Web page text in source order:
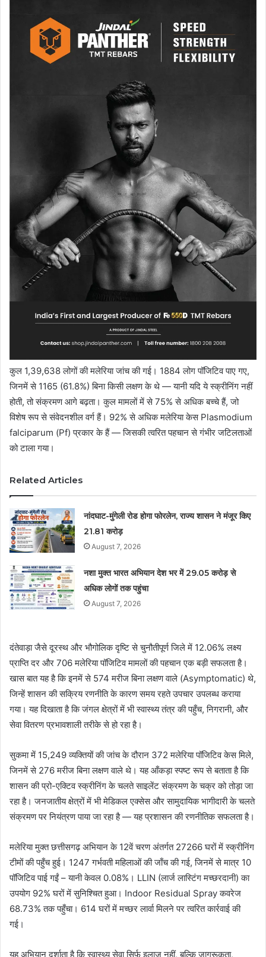
कुल 1,39,638 लोगों की मलेरिया जांच की गई। 1884 लोग पॉजिटिव पाए गए,
जिनमें से 1165 (61.8%) बिना किसी लक्षण के थे — यानी यदि ये स्क्रीनिंग नहीं
होती, तो संक्रमण आगे बढ़ता। कुल मामलों में से 75% से अधिक बच्चे हैं, जो
विशेष रूप से संवेदनशील वर्ग हैं। 92% से अधिक मलेरिया केस Plasmodium
falciparum (Pf) प्रकार के हैं — जिसकी त्वरित पहचान से गंभीर जटिलताओं
को टाला गया।
Related Articles
नांदघाट-मुंगेली रोड होगा फोरलेन, राज्य शासन ने मंजूर किए
21.81 करोड़
August 7, 2026
नशा मुक्त भारत अभियान देश भर में 29.05 करोड़ से
अधिक लोगों तक पहुंचा
August 7, 2026
दंतेवाड़ा जैसे दूरस्थ और भौगोलिक दृष्टि से चुनौतीपूर्ण जिले में 12.06% लक्ष्य
प्राप्ति दर और 706 मलेरिया पॉजिटिव मामलों की पहचान एक बड़ी सफलता है।
खास बात यह है कि इनमें से 574 मरीज बिना लक्षण वाले (Asymptomatic) थे,
जिन्हें शासन की सक्रिय रणनीति के कारण समय रहते उपचार उपलब्ध कराया
गया। यह दिखाता है कि जंगल क्षेत्रों में भी स्वास्थ्य तंत्र की पहुँच, निगरानी, और
सेवा वितरण प्रभावशाली तरीके से हो रहा है।
सुकमा में 15,249 व्यक्तियों की जांच के दौरान 372 मलेरिया पॉजिटिव केस मिले,
जिनमें से 276 मरीज बिना लक्षण वाले थे। यह आँकड़ा स्पष्ट रूप से बताता है कि
शासन की प्रो-एक्टिव स्क्रीनिंग के चलते साइलेंट संक्रमण के चक्र को तोड़ा जा
रहा है। जनजातीय क्षेत्रों में भी मेडिकल एक्सेस और सामुदायिक भागीदारी के चलते
संक्रमण पर नियंत्रण पाया जा रहा है — यह प्रशासन की रणनीतिक सफलता है।
मलेरिया मुक्त छत्तीसगढ़ अभियान के 12वें चरण अंतर्गत 27266 घरों में स्क्रीनिंग
टीमों की पहुँच हुई। 1247 गर्भवती महिलाओं की जाँच की गई, जिनमें से मात्र 10
पॉजिटिव पाई गईं – यानी केवल 0.08%। LLIN (लार्ज लास्टिंग मच्छरदानी) का
उपयोग 92% घरों में सुनिश्चित हुआ। Indoor Residual Spray कवरेज
68.73% तक पहुँचा। 614 घरों में मच्छर लार्वा मिलने पर त्वरित कार्रवाई की
गई।
यह अभियान दर्शाता है कि स्वास्थ्य सेवा सिर्फ इलाज नहीं, बल्कि जागरूकता,